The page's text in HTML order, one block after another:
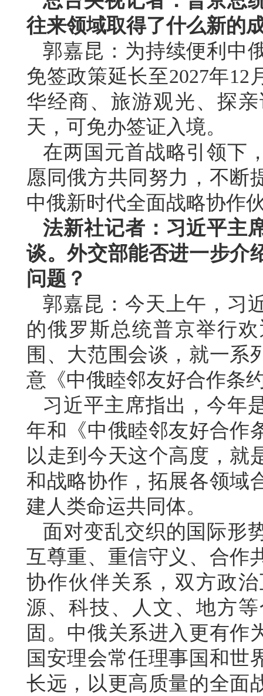
往来领域取得了什么新的
郭嘉昆：为持续便利中
免签政策延长至2027年12
华经商、旅游观光、探
天，可免办签证入境。
在两国元首战略引领下
愿同俄方共同努力，不断
中俄新时代全面战略协作
法新社记者：习近平主
谈。外交部能否进一步介
问题？
郭嘉昆：今天上午，习
的俄罗斯总统普京举行
围、大范围会谈，就一系
意《中俄睦邻友好合作条
习近平主席指出，今年
年和《中俄睦邻友好合作
以走到今天这个高度，就
和战略协作，拓展各领域
建人类命运共同体。
面对变乱交织的国际形
互尊重、重信守义、合作
协作伙伴关系，双方政
源、科技、人文、地方
固。中俄关系进入更有作
国安理会常任理事国和世
长远，以更高质量的全面